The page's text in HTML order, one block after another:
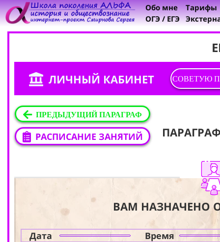
Обо мне
ОГЭ / ЕГЭ
Тарифы
ЛИЧНЫЙ КАБИНЕТ СОВЕТУЮ
ПРЕДЫДУЩИЙ ПАРАГРАФ
РАСПИСАНИЕ ЗАНЯТИЙ
ВАМ НАЗНАЧЕНО
Дата Время